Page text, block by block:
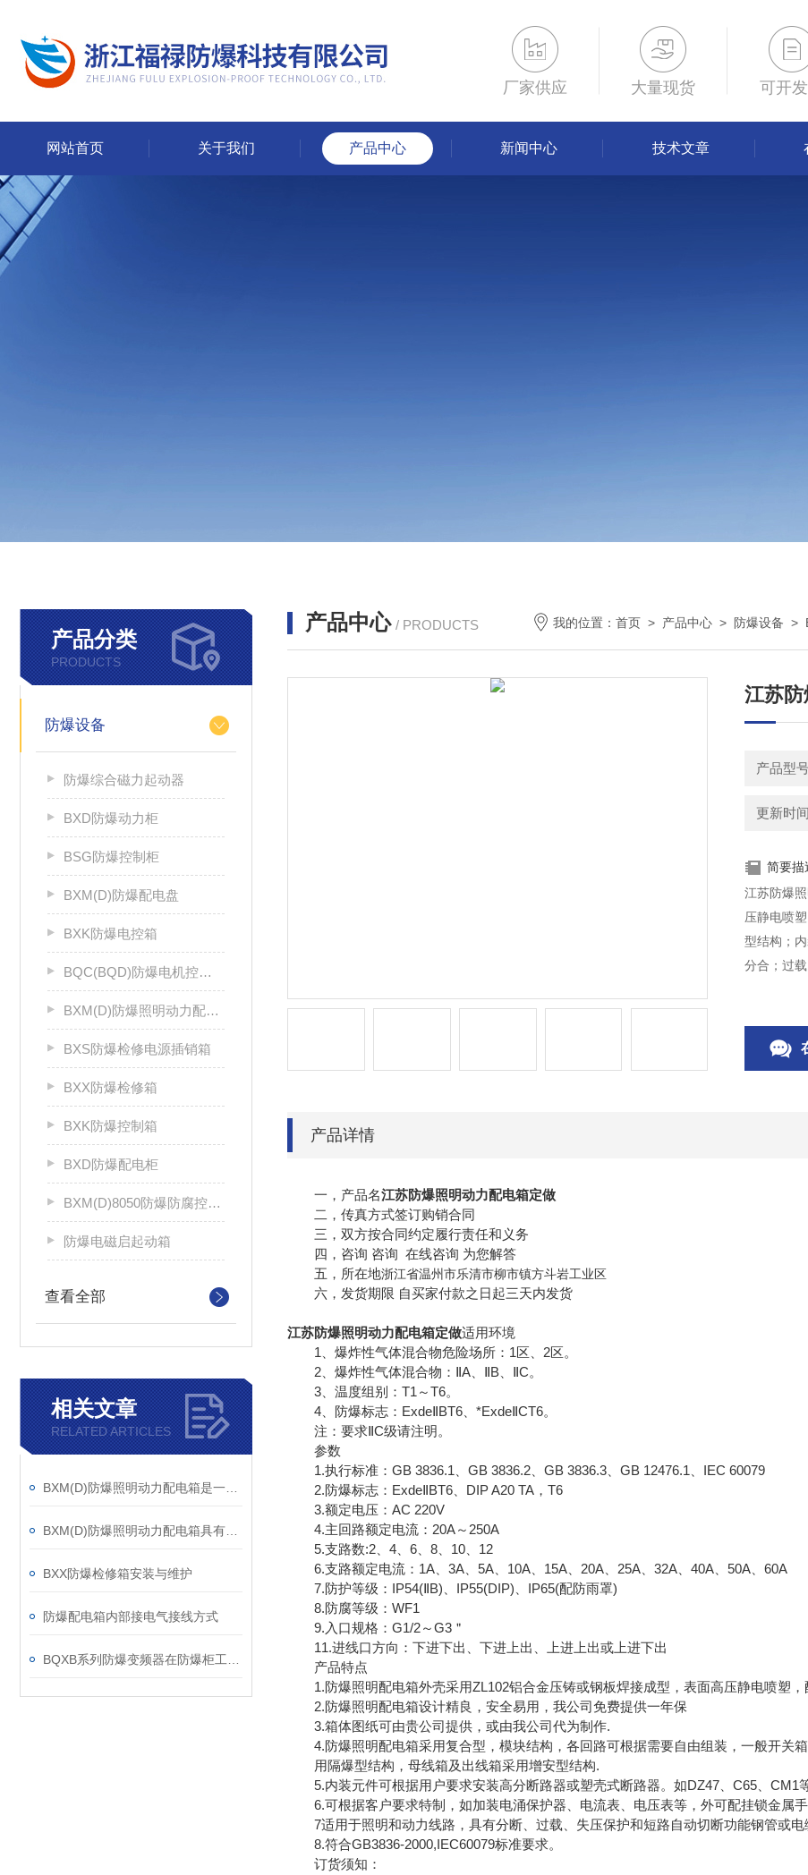
厂家供应 大量现货 可开
网站首页 关于我们 产品中心 新闻中心 技术文章
产品分类
PRODUCTS
防爆设备
防爆综合磁力起动器
BXD防爆动力柜
BSG防爆控制柜
BXM(D)防爆配电盘
BXK防爆电控箱
BQC(BQD)防爆电机控制器
BXM(D)防爆照明动力配电箱
BXS防爆检修电源插销箱
BXX防爆检修箱
BXK防爆控制箱
BXD防爆配电柜
BXM(D)8050防爆防腐控制配电箱
防爆电磁启起动箱
查看全部
相关文章
RELATED ARTICLES
BXX防爆检修箱安装与维护
防爆配电箱内部接电气接线方式
产品中心 / PRODUCTS 我的位置： 首页 > 产品中心 > 防爆设备 >
江苏
产品型
更新时
简要描
江苏防爆
压静电喷
型结构；
分合；过
产品详情
一，产品名江苏防爆照明动力配电箱定做
二，传真方式签订购销合同
三，双方按合同约定履行责任和义务
四，咨询 咨询 在线咨询 为您解答
五，所在地浙江省温州市乐清市柳市镇方斗岩工业区
六，发货期限 自买家付款之日起三天内发货
江苏防爆照明动力配电箱定做适用环境
1、爆炸性气体混合物危险场所：1区、2区。
2、爆炸性气体混合物：ⅡA、ⅡB、ⅡC。
3、温度组别：T1～T6。
4、防爆标志：ExdeⅡBT6、*ExdeⅡCT6。
注：要求ⅡC级请注明。
参数
1.执行标准：GB 3836.1、GB 3836.2、GB 3836.3、GB 12476.1、IEC 60079
2.防爆标志：ExdeⅡBT6、DIP A20 TA，T6
3.额定电压：AC 220V
4.主回路额定电流：20A～250A
5.支路数:2、4、6、8、10、12
6.支路额定电流：1A、3A、5A、10A、15A、20A、25A、32A、40A、50A、60A
7.防护等级：IP54(ⅡB)、IP55(DIP)、IP65(配防雨罩)
8.防腐等级：WF1
9.入口规格：G1/2～G3＂
11.进线口方向：下进下出、下进上出、上进上出或上进下出
产品特点
1.防爆照明配电箱外壳采用ZL102铝合金压铸或钢板焊接成型，表面高压静电喷塑，
2.防爆照明配电箱设计精良，安全易用，我公司免费提供一年保
3.箱体图纸可由贵公司提供，或由我公司代为制作.
4.防爆照明配电箱采用复合型，模块结构，各回路可根据需要自由组装，一般开关
用隔爆型结构，母线箱及出线箱采用增安型结构.
5.内装元件可根据用户要求安装高分断路器或塑壳式断路器。如DZ47、C65、CM1等
6.可根据客户要求特制，如加装电涌保护器、电流表、电压表等，外可配挂锁金属手
7适用于照明和动力线路，具有分断、过载、失压保护和短路自动切断功能钢管或电
8.符合GB3836-2000,IEC60079标准要求。
订货须知：